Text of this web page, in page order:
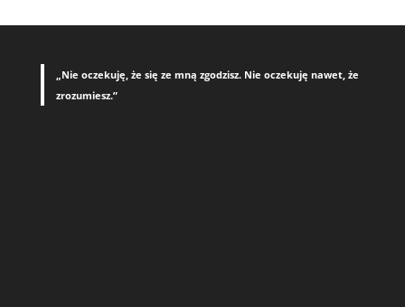
„Nie oczekuję, że się ze mną zgodzisz. Nie oczekuję nawet, że
zrozumiesz.”